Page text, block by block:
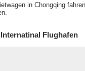
in Chongqing
Flughafen